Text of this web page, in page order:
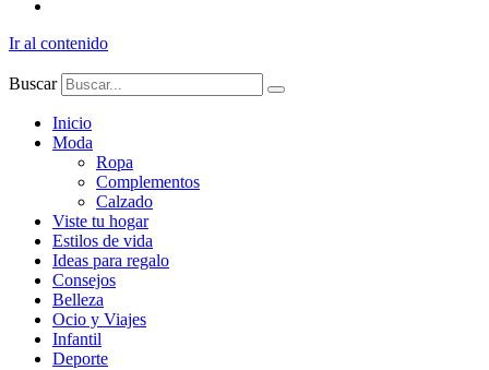
Ir al contenido
Buscar
Inicio
Moda
Ropa
Complementos
Calzado
Viste tu hogar
Estilos de vida
Ideas para regalo
Consejos
Belleza
Ocio y Viajes
Infantil
Deporte